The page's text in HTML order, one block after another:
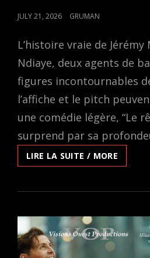
POSTED
JULY 21, 2026 GRUMAN
L’histoire vraie de
Ndiaye, deux agents de
figures incontournables
l’affiche et le pitch
une comédie légère, “Le
surprend par sa
LIRE LA SUITE / MORE
PIED,
ET